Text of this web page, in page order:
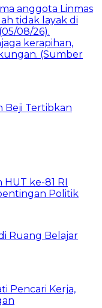
Beji Tertibkan
ke-81 RI
Politik
Ruang Belajar
Pencari Kerja,